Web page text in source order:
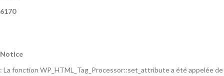
6170
Notice
: La fonction WP_HTML_Tag_Processor::set_attribute a été appelée de